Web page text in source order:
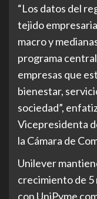
“Los datos del
tejido
macro y
programa
empresas que
bienestar,
sociedad”,
Vicepresidenta
la Cámara de
Unilever
crecimiento de 5
con UniPyme